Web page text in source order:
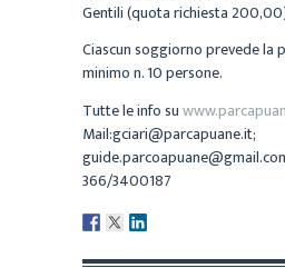
Gentili (quota richiesta
Ciascun soggiorno prevede la
minimo n. 10 persone.
Tutte le info su
Mail:gciari@parcapuane.it;
366/3400187